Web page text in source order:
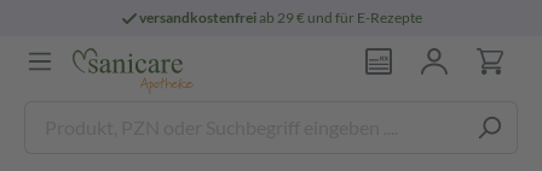
versandkostenfreiab 29 € und für E-Rezepte